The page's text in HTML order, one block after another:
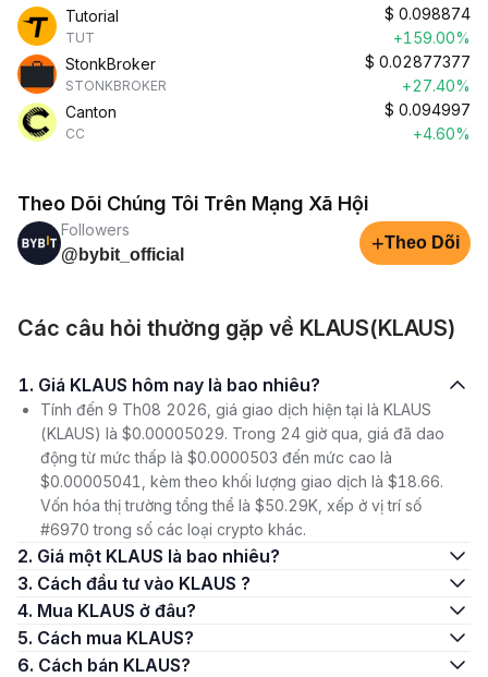
Tutorial
TUT
$ 0.098874
+159.00%
StonkBroker
STONKBROKER
$ 0.02877377
+27.40%
Canton
CC
$ 0.094997
+4.60%
Theo Dõi Chúng Tôi Trên Mạng Xã Hội
Followers
@bybit_official
+Theo Dõi
Các câu hỏi thường gặp về KLAUS(KLAUS)
1. Giá KLAUS hôm nay là bao nhiêu?
Tính đến 9 Th08 2026, giá giao dịch hiện tại là KLAUS
(KLAUS) là $0.00005029. Trong 24 giờ qua, giá đã dao
động từ mức thấp là $0.0000503 đến mức cao là
$0.00005041, kèm theo khối lượng giao dịch là $18.66.
Vốn hóa thị trường tổng thể là $50.29K, xếp ở vị trí số
#6970 trong số các loại crypto khác.
2. Giá một KLAUS là bao nhiêu?
3. Cách đầu tư vào KLAUS ?
4. Mua KLAUS ở đâu?
5. Cách mua KLAUS?
6. Cách bán KLAUS?